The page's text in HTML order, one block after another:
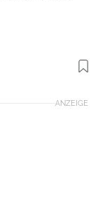
Foto: Hersteller
ANZEIGE